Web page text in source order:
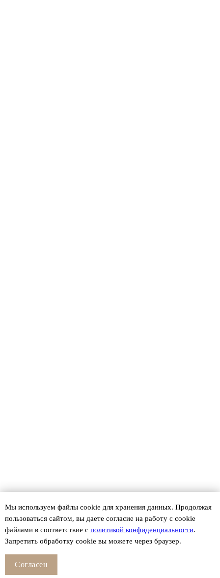
Мы используем файлы сookie для хранения данных. Продолжая
пользоваться сайтом, вы даете согласие на работу с cookie
файлами в соответствие с политикой конфиденциальности.
Запретить обработку cookie вы можете через браузер.
Согласен